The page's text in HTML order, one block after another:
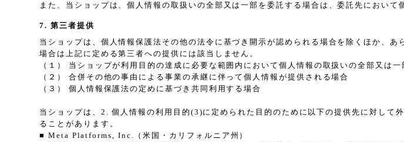
また、当ショップは、個人情報の取扱いの全部又は一部を委託する場合は、委託先におい
7. 第三者提供
当ショップは、個人情報保護法その他の法令に基づき開示が認められる場合を除くほか、
場合は上記に定める第三者への提供には該当しません。
（１） 当ショップが利用目的の達成に必要な範囲内において個人情報の取扱いの全部又は
（２） 合併その他の事由による事業の承継に伴って個人情報が提供される場合
（３） 個人情報保護法の定めに基づき共同利用する場合
当ショップは、2. 個人情報の利用目的(3)に定められた目的のために以下の提供先に対して
ることがあります。
■ Meta Platforms, Inc.（米国・カリフォルニア州）